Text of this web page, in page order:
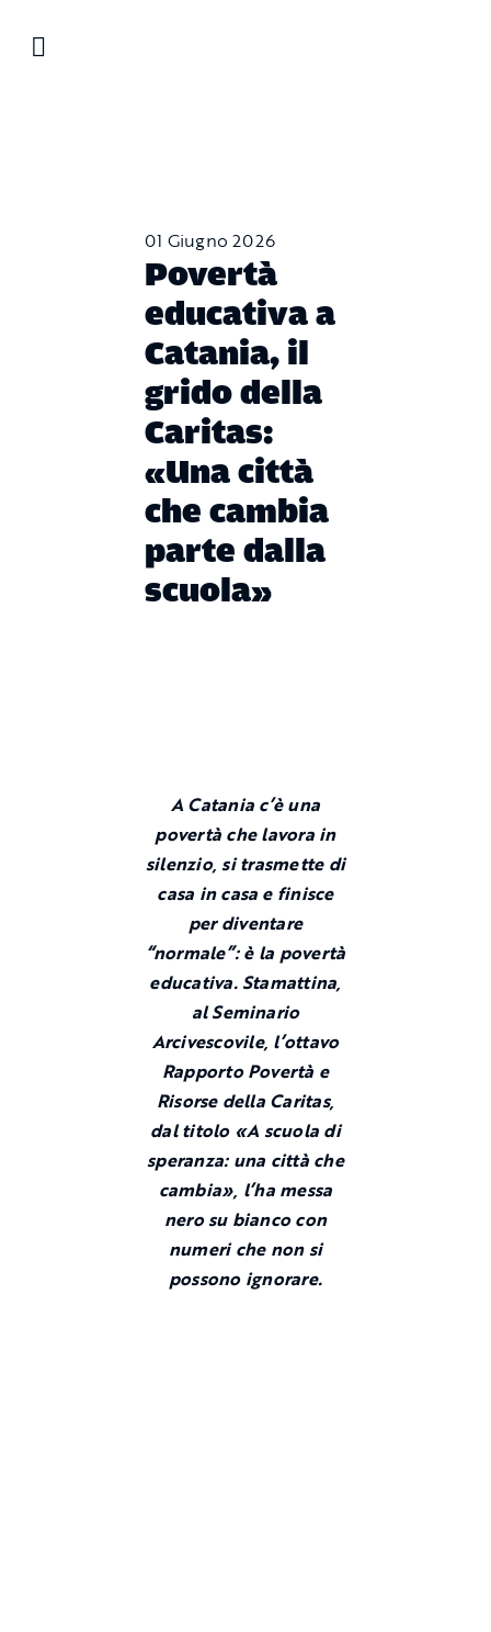
01 Giugno 2026
Povertà
educativa a
Catania, il
grido della
Caritas:
«Una città
che cambia
parte dalla
scuola»
A Catania c’è una
povertà che lavora in
silenzio, si trasmette di
casa in casa e finisce
per diventare
“normale”: è la povertà
educativa. Stamattina,
al Seminario
Arcivescovile, l’ottavo
Rapporto Povertà e
Risorse della Caritas,
dal titolo «A scuola di
speranza: una città che
cambia», l’ha messa
nero su bianco con
numeri che non si
possono ignorare.